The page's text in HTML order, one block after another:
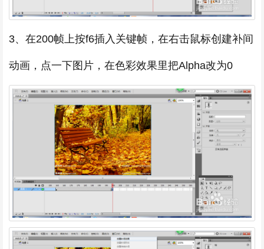
3、在200帧上按f6插入关键帧，在右击鼠标创建补间
动画，点一下图片，在色彩效果里把Alpha改为0